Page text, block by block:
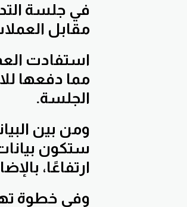
في جلسة
مقابل
استفادت
مما دفعها
الجلسة.
ومن بين
ستكون
ارتفاعًا،
وفي خطوة